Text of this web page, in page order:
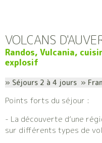
VOLCANS
Randos, Vulcania,
explosif
» Séjours 2 à 4 jours »
Points forts du
- La découverte d’une
sur différents types de